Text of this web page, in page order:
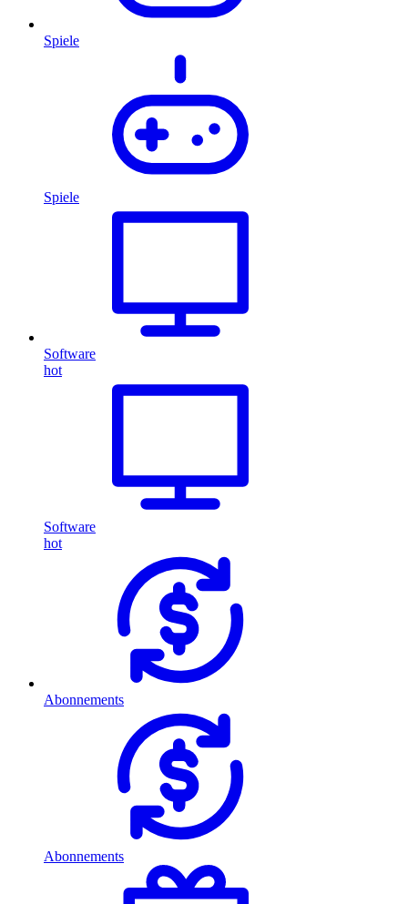
Spiele
Spiele
Software
hot
Software
hot
Abonnements
Abonnements